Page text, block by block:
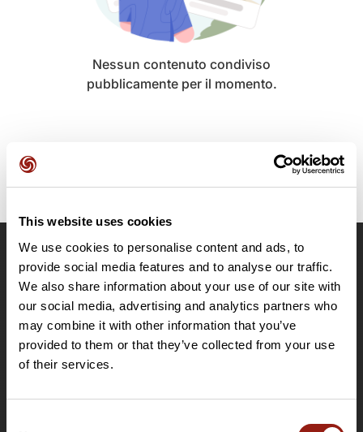
This website uses cookies
We use cookies to personalise content and ads, to
provide social media features and to analyse our traffic.
We also share information about your use of our site with
our social media, advertising and analytics partners who
may combine it with other information that you’ve
provided to them or that they’ve collected from your use
of their services.
Nessun contenuto condiviso
pubblicamente per il momento.
OpenRunner
Team
Lavora con noi
Riguardo a
Contatti